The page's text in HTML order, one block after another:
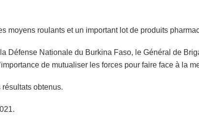
moyens roulants et un important lot de produits
Défense Nationale du Burkina Faso, le Général de
de mutualiser les forces pour faire face à la
résultats obtenus.